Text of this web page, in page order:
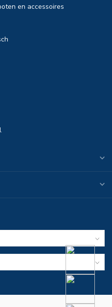
en accessoires